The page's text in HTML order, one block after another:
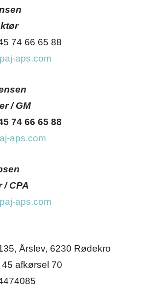
74 66 65 88
aps.com
/ GM
74 66 65 88
aps.com
CPA
aps.com
Årslev, 6230 Rødekro
afkørsel 70